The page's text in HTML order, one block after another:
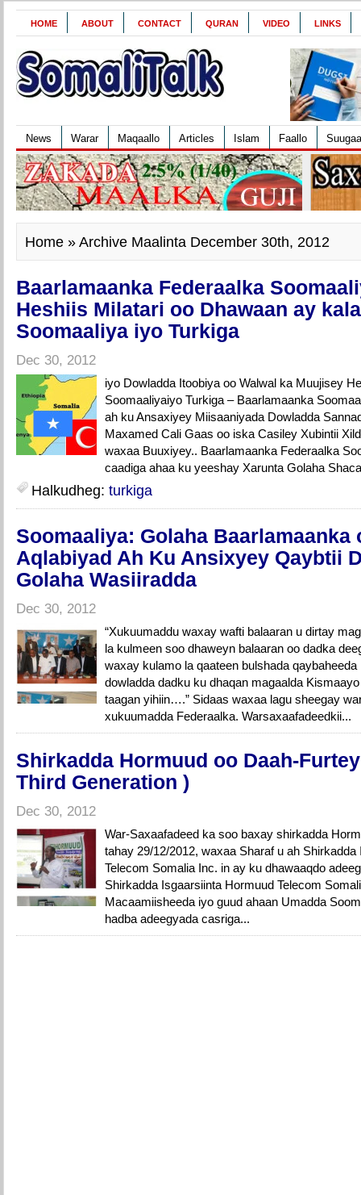
HOME ABOUT CONTACT QURAN VIDEO LINKS
News Warar Maqaallo Articles Islam Faallo
Home » Archive Maalinta December 30th, 2012
Baarlamaanka Federaalka
Heshiis Milatari oo Dhawaan ay
Soomaaliya iyo Turkiga
Dec 30, 2012
iyo Dowladda Itoobiya oo Walwal ka Muujisey
Soomaaliyaiyo Turkiga – Baarlamaanka
ah ku Ansaxiyey Miisaaniyada Dowladda
Maxamed Cali Gaas oo iska Casiley Xubintii
waxaa Buuxiyey.. Baarlamaanka Federaalka
caadiga ahaa ku yeeshay Xarunta Golaha
Halkudheg: turkiga
Soomaaliya: Golaha Baarlamaanka
Aqlabiyad Ah Ku Ansixyey Qaybtii
Golaha Wasiiradda
Dec 30, 2012
“Xukuumaddu waxay wafti balaaran u dirtay
la kulmeen soo dhaweyn balaaran oo dadka
waxay kulamo la qaateen bulshada
dowladda dadku ku dhaqan magaalda
taagan yihiin….” Sidaas waxaa lagu sheegay
xukuumadda Federaalka. Warsaxaafadeedkii...
Shirkadda Hormuud oo Daah-
Third Generation )
Dec 30, 2012
War-Saxaafadeed ka soo baxay shirkadda
tahay 29/12/2012, waxaa Sharaf u ah
Telecom Somalia Inc. in ay ku dhawaaqdo
Shirkadda Isgaarsiinta Hormuud Telecom
Macaamiisheeda iyo guud ahaan Umadda
hadba adeegyada casriga...